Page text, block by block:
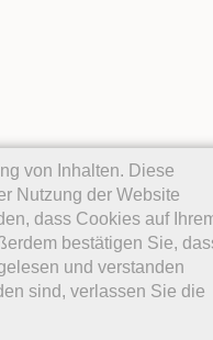
von Inhalten. Diese
Nutzung der Website
dass Cookies auf
bestätigen Sie,
und verstanden
sind, verlassen Sie die